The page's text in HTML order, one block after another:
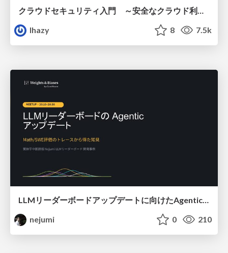
クラウドセキュリティ入門 ～安全なクラウド利用のための基礎知識～
lhazy
8 7.5k
LLMリーダーボードアップデートに向けたAgentic Math_SWEのトレースについて
nejumi
0 210